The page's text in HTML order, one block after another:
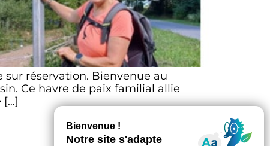
réservation. Bienvenue au
Ce havre de paix familial allie
[…]